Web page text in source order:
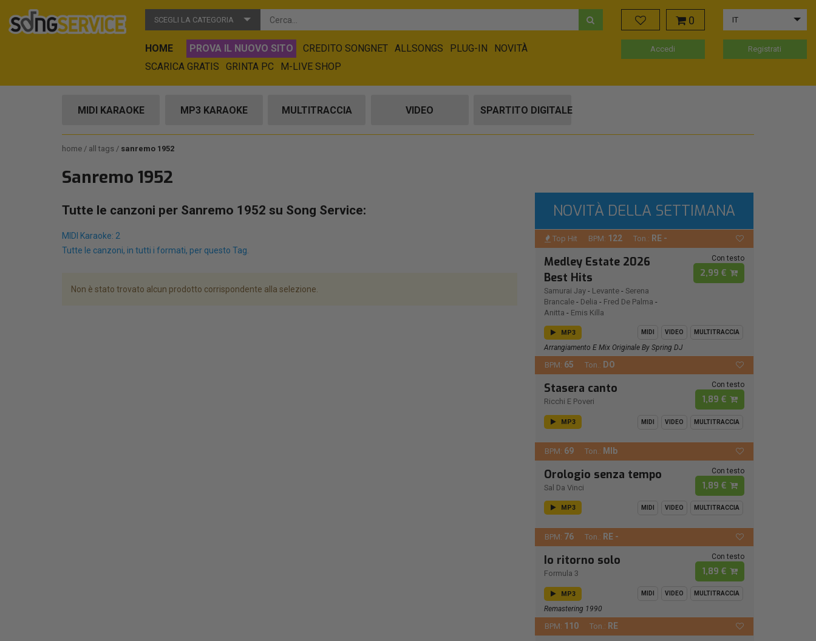
SCEGLI LA CATEGORIA
HOME PROVA IL NUOVO SITO CREDITO SONGNET ALLSONGS PLUG-IN
NOVITÀ
SCARICA GRATIS
GRINTA PC M-LIVE SHOP
0 IT
Accedi Registrati
MIDI KARAOKE MP3 KARAOKE MULTITRACCIA VIDEO SPARTITO DIGITALE
home all tags sanremo 1952
Sanremo 1952
Tutte le canzoni per Sanremo 1952 su Song Service:
MIDI Karaoke: 2
Tutte le canzoni, in tutti i formati, per questo Tag.
Non è stato trovato alcun prodotto corrispondente alla selezione.
NOVITÀ DELLA SETTIMANA
Top Hit BPM: 122 Ton.: RE -
Medley Estate 2026
Best Hits
Samurai Jay - Levante - Serena
Brancale - Delia - Fred De Palma -
Anitta - Emis Killa
Con testo
2,99 €
MP3 MIDI VIDEO MULTITRACCIA
Arrangiamento E Mix Originale By Spring DJ
BPM: 65 Ton.: DO
Stasera canto
Ricchi E Poveri
Con testo
1,89 €
MP3 MIDI VIDEO MULTITRACCIA
BPM: 69 Ton.: MIb
Orologio senza tempo
Sal Da Vinci
Con testo
1,89 €
MP3 MIDI VIDEO MULTITRACCIA
BPM: 76 Ton.: RE -
Io ritorno solo
Formula 3
Con testo
1,89 €
MP3 MIDI VIDEO MULTITRACCIA
Remastering 1990
BPM: 110 Ton.: RE